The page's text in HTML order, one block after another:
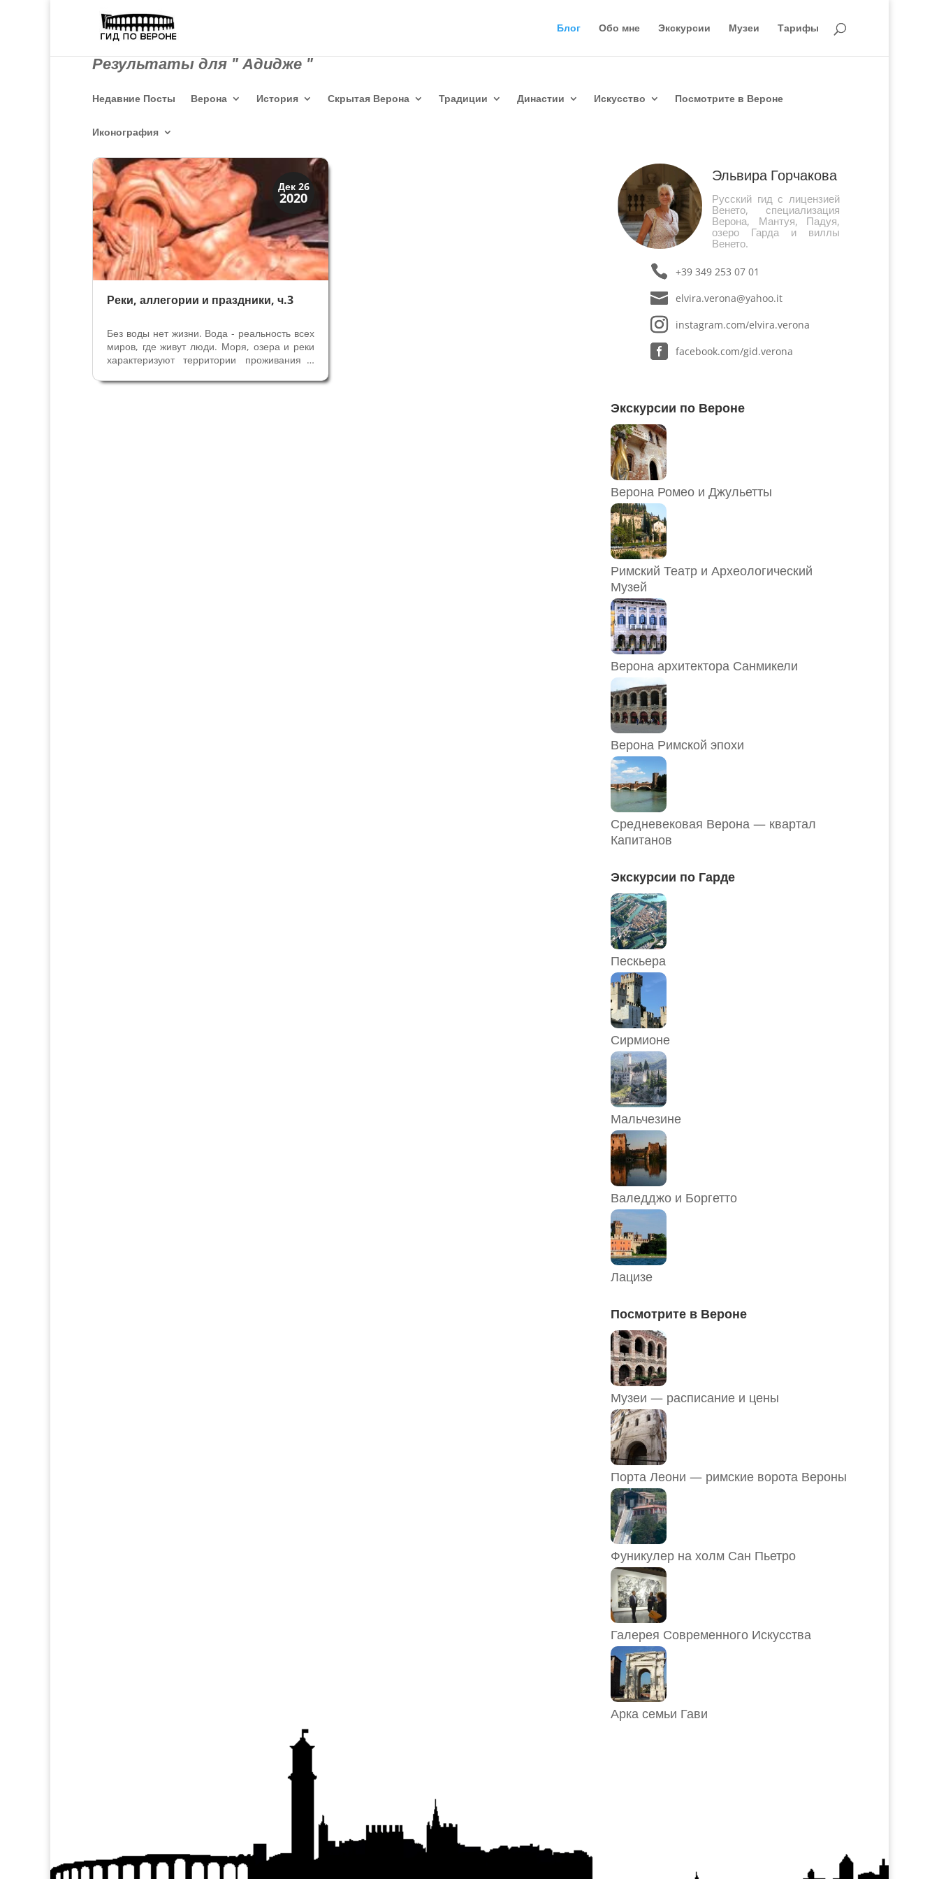
Блог Обо мне Экскурсии Музеи Тарифы
Результаты для " Адидже "
Недавние Посты Верона История Скрытая Верона Традиции Династии Искусство Посмотрите в Вероне
Иконография
Дек 26
2020
Праздники и легенды
Традиции
Реки, аллегории и праздники, ч.3
Без воды нет жизни. Вода - реальность всех
миров, где живут люди. Моря, озера и реки
характеризуют территории проживания с
прославляли в эпоху Возрождения. Реки
Эльвира Горчакова
Русский гид с лицензией
Венето, специализация
Верона, Мантуя, Падуя,
озеро Гарда и виллы
Венето.
+39 349 253 07 01
elvira.verona@yahoo.it
instagram.com/elvira.verona
facebook.com/gid.verona
Экскурсии по Вероне
Верона Ромео и Джульетты
Римский Театр и Археологический
Музей
Верона архитектора Санмикели
Верона Римской эпохи
Средневековая Верона — квартал
Капитанов
Экскурсии по Гарде
Пескьера
Сирмионе
Мальчезине
Валедджо и Боргетто
Лацизе
Посмотрите в Вероне
Музеи — расписание и цены
Порта Леони — римские ворота Вероны
Фуникулер на холм Сан Пьетро
Галерея Современного Искусства
Арка семьи Гави